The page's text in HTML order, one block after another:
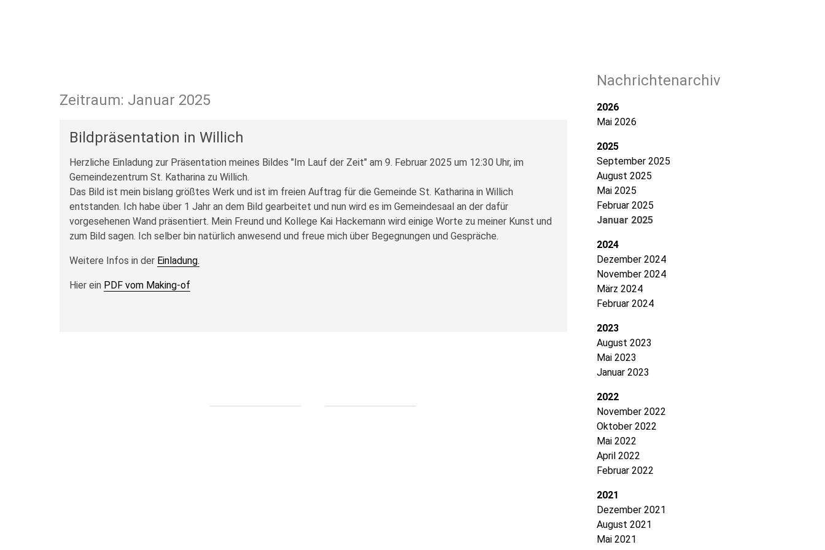
Januar 2025
Bildpräsentation in Willich
Herzliche Einladung zur Präsentation meines Bildes "Im Lauf der Zeit" am 9. Februar 2025 um 12:30 Uhr, im
Gemeindezentrum St. Katharina zu Willich.
Das Bild ist mein bislang größtes Werk und ist im freien Auftrag für die Gemeinde St. Katharina in Willich
entstanden. Ich habe über 1 Jahr an dem Bild gearbeitet und nun wird es im Gemeindesaal an der dafür
vorgesehenen Wand präsentiert. Mein Freund und Kollege Kai Hackemann wird einige Worte zu meiner Kunst und
zum Bild sagen. Ich selber bin natürlich anwesend und freue mich über Begegnungen und Gespräche.
Weitere Infos in der Einladung.
Hier ein PDF vom Making-of
Nachrichtenarchiv
2026
Mai 2026
2025
September 2025
August 2025
Mai 2025
Februar 2025
Januar 2025
2024
Dezember 2024
November 2024
März 2024
Februar 2024
2023
August 2023
Mai 2023
Januar 2023
2022
November 2022
Oktober 2022
Mai 2022
April 2022
Februar 2022
2021
Dezember 2021
August 2021
Mai 2021